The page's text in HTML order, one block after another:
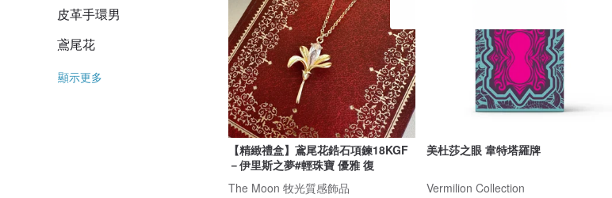
皮革手環男
鳶尾花
顯示更多
【精緻禮盒】鳶尾花鋯石項鍊18KGF
－伊里斯之夢#輕珠寶 優雅 復
The Moon 牧光質感飾品
美杜莎之眼 韋特塔羅牌
Vermilion Collection